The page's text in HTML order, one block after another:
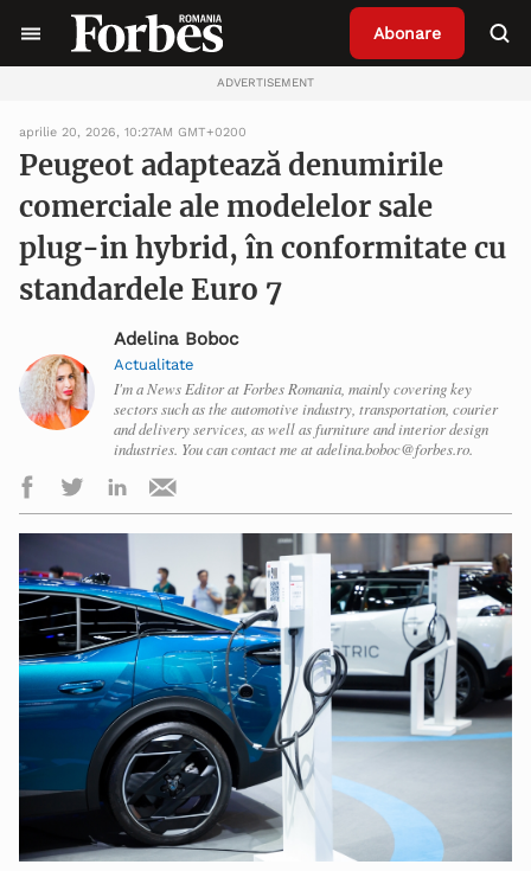
Abonare
ADVERTISEMENT
aprilie 20, 2026, 10:27AM GMT+0200
Peugeot adaptează denumirile
comerciale ale modelelor sale
plug-in hybrid, în conformitate cu
standardele Euro 7
Adelina Boboc
Actualitate
I'm a News Editor at Forbes Romania, mainly covering key
sectors such as the automotive industry, transportation, courier
and delivery services, as well as furniture and interior design
industries. You can contact me at adelina.boboc@forbes.ro.